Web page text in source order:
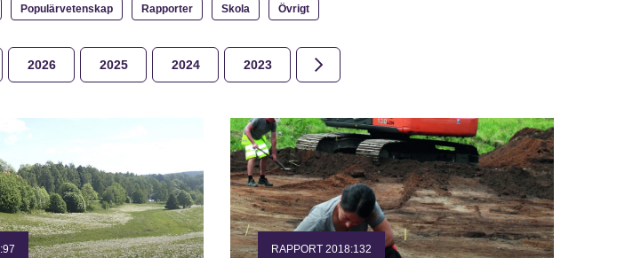
Populärvetenskap Rapporter Skola Övrigt
2026 2025 2024 2023 2022
RAPPORT 2018:132